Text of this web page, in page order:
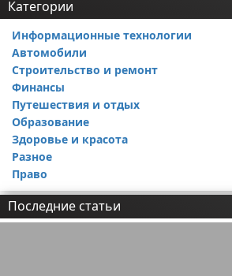
Категории
Информационные технологии
Тесты и обзоры устройств
Автомобили
Ремонт авто
Строительство и ремонт
Финансы
Путешествия и отдых
Образование
Здоровье и красота
Разное
Право
Последние статьи